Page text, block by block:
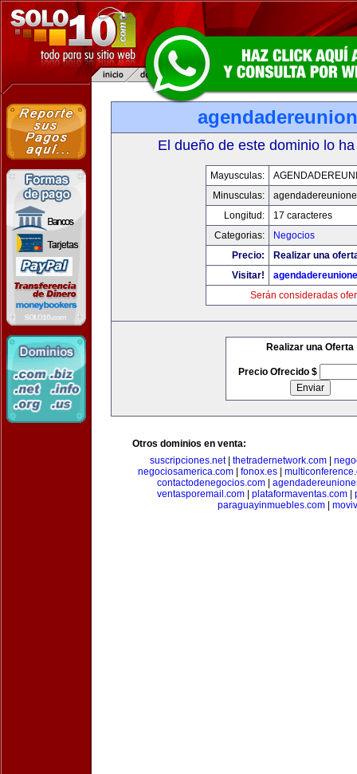
El dueño de este dominio lo
Mayusculas:
Minusculas:
Longitud:
17 caracteres
Categorias:
Negocios
Precio:
Realizar una
Visitar!
Serán consideradas
Realizar una Oferta
Precio Ofrecido $
Otros dominios en venta:
suscripciones.net| thetradernetwork.com|
negociosamerica.com| fonox.es|
contactodenegocios.com|
ventasporemail.com| plataformaventas.com|
paraguayinmuebles.com